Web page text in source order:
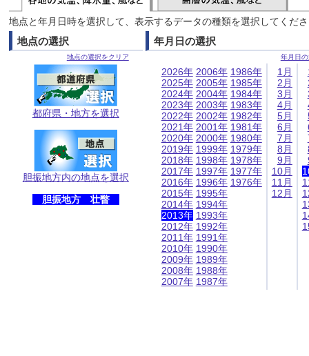
地点と年月日時を選択して、表示するデータの種類を選択してくだ
地点の選択
地点の選択をクリア
都府県・地方を選択
胆振地方内の地点を選択
胆振地方 壮瞥
年月日の選択
年月日
2026年
2025年
2024年
2023年
2022年
2021年
2020年
2019年
2018年
2017年
2016年
2015年
2014年
2013年
2012年
2011年
2010年
2009年
2008年
2007年
2006年
2005年
2004年
2003年
2002年
2001年
2000年
1999年
1998年
1997年
1996年
1995年
1994年
1993年
1992年
1991年
1990年
1989年
1988年
1987年
1986年
1985年
1984年
1983年
1982年
1981年
1980年
1979年
1978年
1977年
1976年
1月
2月
3月
4月
5月
6月
7月
8月
9月
10月
11月
12月